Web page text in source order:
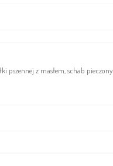
pszennej z masłem, schab pieczony